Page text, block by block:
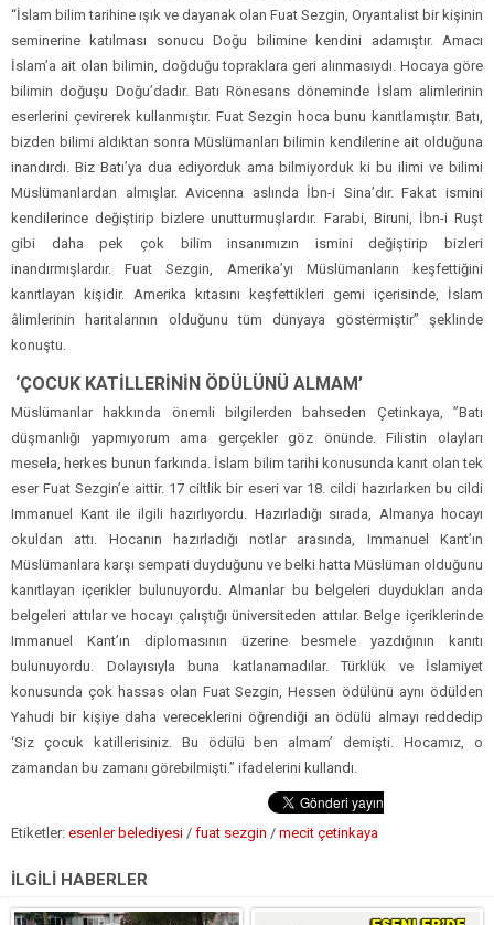
“İslam bilim tarihine ışık ve dayanak olan Fuat Sezgin, Oryantalist bir kişinin
seminerine katılması sonucu Doğu bilimine kendini adamıştır. Amacı
İslam’a ait olan bilimin, doğduğu topraklara geri alınmasıydı. Hocaya göre
bilimin doğuşu Doğu’dadır. Batı Rönesans döneminde İslam alimlerinin
eserlerini çevirerek kullanmıştır. Fuat Sezgin hoca bunu kanıtlamıştır. Batı,
bizden bilimi aldıktan sonra Müslümanları bilimin kendilerine ait olduğuna
inandırdı. Biz Batı’ya dua ediyorduk ama bilmiyorduk ki bu ilimi ve bilimi
Müslümanlardan almışlar. Avicenna aslında İbn-i Sina’dır. Fakat ismini
kendilerince değiştirip bizlere unutturmuşlardır. Farabi, Biruni, İbn-i Ruşt
gibi daha pek çok bilim insanımızın ismini değiştirip bizleri
inandırmışlardır. Fuat Sezgin, Amerika’yı Müslümanların keşfettiğini
kanıtlayan kişidir. Amerika kıtasını keşfettikleri gemi içerisinde, İslam
âlimlerinin haritalarının olduğunu tüm dünyaya göstermiştir” şeklinde
konuştu.
‘ÇOCUK KATİLLERİNİN ÖDÜLÜNÜ ALMAM’
Müslümanlar hakkında önemli bilgilerden bahseden Çetinkaya, ”Batı
düşmanlığı yapmıyorum ama gerçekler göz önünde. Filistin olayları
mesela, herkes bunun farkında. İslam bilim tarihi konusunda kanıt olan tek
eser Fuat Sezgin’e aittir. 17 ciltlik bir eseri var 18. cildi hazırlarken bu cildi
Immanuel Kant ile ilgili hazırlıyordu. Hazırladığı sırada, Almanya hocayı
okuldan attı. Hocanın hazırladığı notlar arasında, Immanuel Kant’ın
Müslümanlara karşı sempati duyduğunu ve belki hatta Müslüman olduğunu
kanıtlayan içerikler bulunuyordu. Almanlar bu belgeleri duydukları anda
belgeleri attılar ve hocayı çalıştığı üniversiteden attılar. Belge içeriklerinde
Immanuel Kant’ın diplomasının üzerine besmele yazdığının kanıtı
bulunuyordu. Dolayısıyla buna katlanamadılar. Türklük ve İslamiyet
konusunda çok hassas olan Fuat Sezgin, Hessen ödülünü aynı ödülden
Yahudi bir kişiye daha vereceklerini öğrendiği an ödülü almayı reddedip
‘Siz çocuk katillerisiniz. Bu ödülü ben almam’ demişti. Hocamız, o
zamandan bu zamanı görebilmişti.” ifadelerini kullandı.
Etiketler: esenler belediyesi / fuat sezgin / mecit çetinkaya
İLGİLİ HABERLER